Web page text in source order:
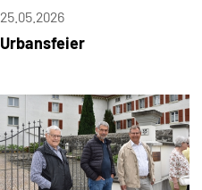
25.05.2026
Urbansfeier